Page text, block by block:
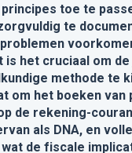
toe te
te
is het cruciaal om
methode te
om het boeken van
de rekening-
als DNA, en
de fiscale